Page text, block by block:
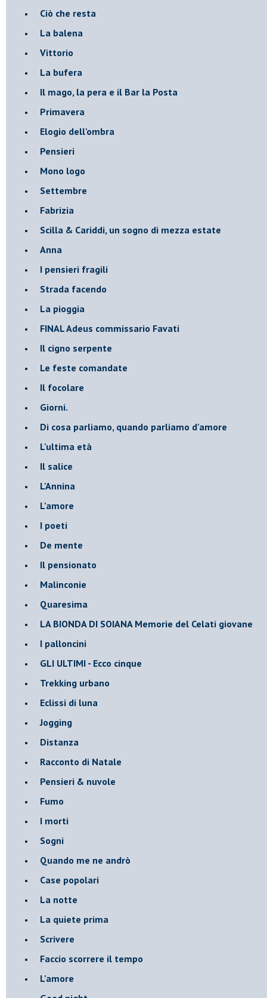
Ciò che resta
La balena
Vittorio
La bufera
Il mago, la pera e il Bar la Posta
Primavera
Elogio dell'ombra
Pensieri
Mono logo
Settembre
Fabrizia
​Scilla & Cariddi, un sogno di mezza estate
Anna
I pensieri fragili
Strada facendo
La pioggia
FINAL Adeus commissario Favati
Il cigno serpente
Le feste comandate
Il focolare
Giorni.
Di cosa parliamo, quando parliamo d'amore
L'ultima età
Il salice
L'Annina
L'amore
I poeti
De mente
Il pensionato
Malinconie
Quaresima
LA BIONDA DI SOIANA Memorie del Celati giovane
I palloncini
GLI ULTIMI - Ecco cinque
Trekking urbano
Eclissi di luna
Jogging
Distanza
Racconto di Natale
Pensieri & nuvole
Fumo
I morti
Sogni
Quando me ne andrò
Case popolari
La notte
La quiete prima
Scrivere
Faccio scorrere il tempo
L'amore